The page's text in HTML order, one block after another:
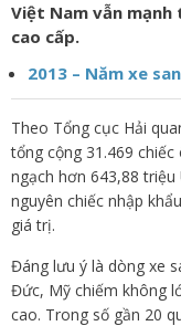
Việt Nam vẫn mạnh
cao cấp.
2013 – Năm xe
Theo Tổng cục Hải
tổng cộng 31.469
ngạch hơn 643,88
nguyên chiếc nhập
giá trị.
Đáng lưu ý là dòng xe
Đức, Mỹ chiếm không
cao. Trong số gần 20